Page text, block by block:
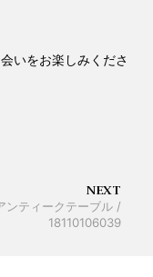
いをお楽しみくださ
NEXT
ンティークテーブル /
18110106039